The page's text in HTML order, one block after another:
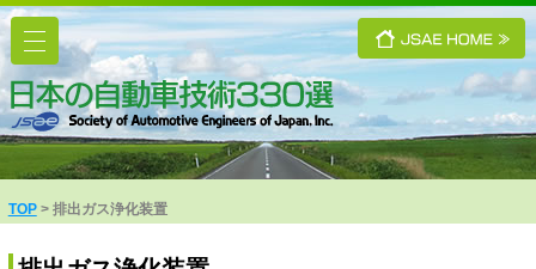
TOP 排出ガス浄化装置